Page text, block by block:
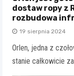
dostaw ropy z
rozbudowa
19 sierpnia 2024
Orlen, jedna z
stanie całkowicie